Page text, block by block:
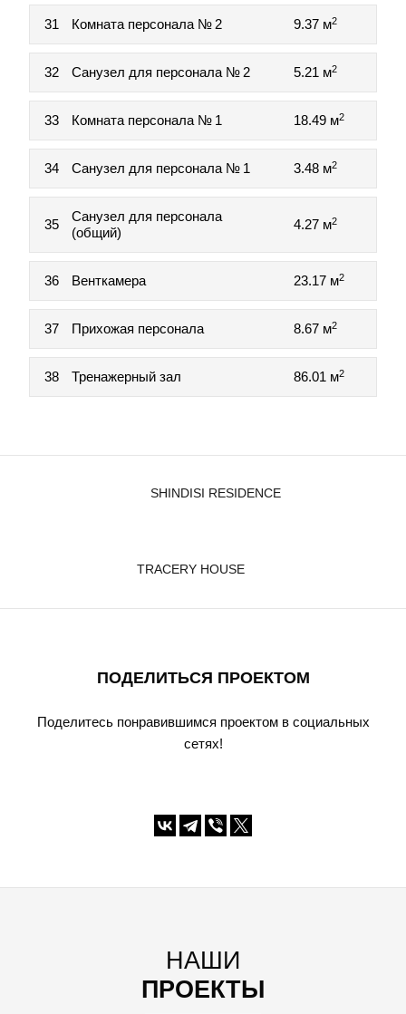
31 Комната персонала № 2 9.37 м2
32 Санузел для персонала № 2 5.21 м2
33 Комната персонала № 1 18.49 м2
34 Санузел для персонала № 1 3.48 м2
35
Санузел для персонала
(общий)
4.27 м2
36 Венткамера 23.17 м2
37 Прихожая персонала 8.67 м2
38 Тренажерный зал 86.01 м2
SHINDISI RESIDENCE
TRACERY HOUSE
ПОДЕЛИТЬСЯ ПРОЕКТОМ
Поделитесь понравившимся проектом в социальных
сетях!
НАШИ
ПРОЕКТЫ